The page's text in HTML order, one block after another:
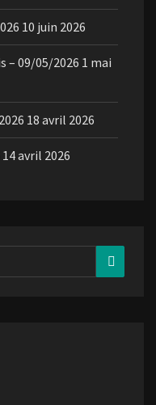
10 juin 2026
– 09/05/2026 1 mai
18 avril 2026
14 avril 2026